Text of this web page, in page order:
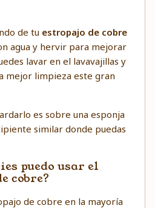
de tu estropajo de cobre
agua y hervir para mejorar
lavar en el lavavajillas y
mejor limpieza este gran
es sobre una esponja
similar donde puedas
puedo usar el
cobre?
de cobre en la mayoría